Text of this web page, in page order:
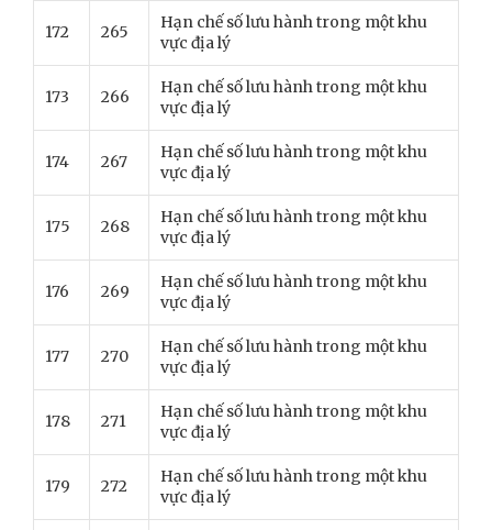
172 265
Hạn chế số lưu hành trong một khu
vực địa lý
173 266
Hạn chế số lưu hành trong một khu
vực địa lý
174 267
Hạn chế số lưu hành trong một khu
vực địa lý
175 268
Hạn chế số lưu hành trong một khu
vực địa lý
176 269
Hạn chế số lưu hành trong một khu
vực địa lý
177 270
Hạn chế số lưu hành trong một khu
vực địa lý
178 271
Hạn chế số lưu hành trong một khu
vực địa lý
179 272
Hạn chế số lưu hành trong một khu
vực địa lý